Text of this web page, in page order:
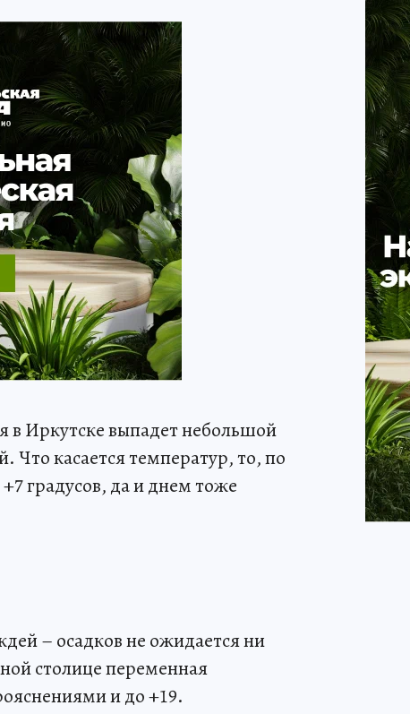
Иркутске выпадет небольшой
касается температур, то, по
градусов, да и днем тоже
– осадков не ожидается ни
столице переменная
и до +19.